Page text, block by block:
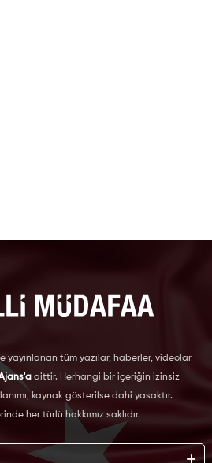
yayınlanan tüm yazılar, haberler, videolar
aittir. Herhangi bir içeriğin izinsiz
kaynak gösterilse dahi yasaktır.
her türlü hakkımız saklıdır.